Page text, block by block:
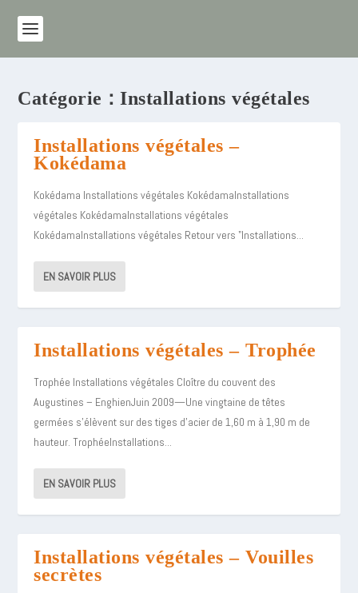
Catégorie :Installations végétales
Installations végétales –
Kokédama
Kokédama Installations végétales KokédamaInstallations
végétales KokédamaInstallations végétales
KokédamaInstallations végétales Retour vers "Installations...
EN SAVOIR PLUS
Installations végétales – Trophée
Trophée Installations végétales Cloître du couvent des
Augustines – EnghienJuin 2009—Une vingtaine de têtes
germées s’élèvent sur des tiges d’acier de 1,60 m à 1,90 m de
hauteur. TrophéeInstallations...
EN SAVOIR PLUS
Installations végétales – Vouilles
secrètes